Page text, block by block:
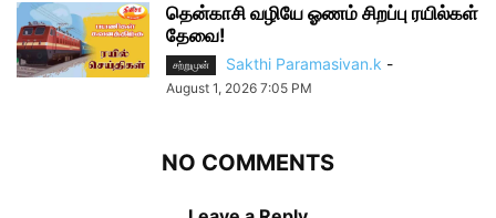
தென்காசி வழியே ஓணம் சிறப்பு ரயில்கள்
தேவை!
சற்றுமுன் Sakthi Paramasivan.k -
August 1, 2026 7:05 PM
NO COMMENTS